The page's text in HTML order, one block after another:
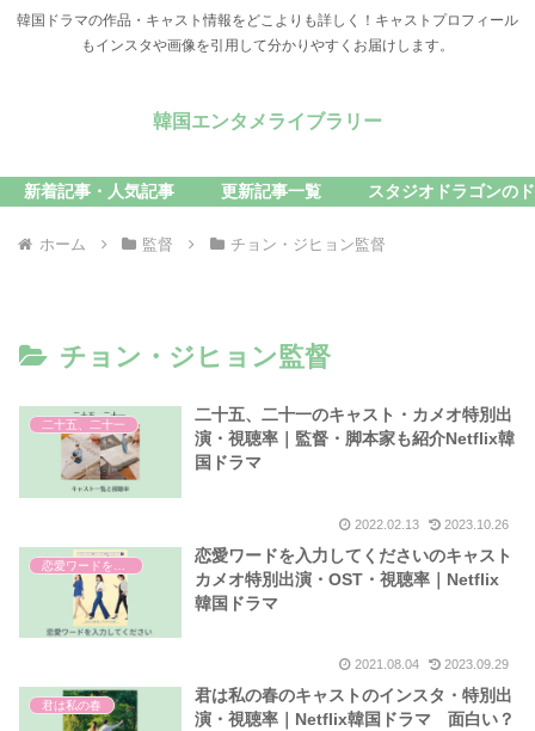
韓国ドラマの作品・キャスト情報をどこよりも詳しく！キャストプロフィール
もインスタや画像を引用して分かりやすくお届けします。
韓国エンタメライブラリー
新着記事・人気記事 更新記事一覧 スタジオドラゴンの
ホーム 監督 チョン・ジヒョン監督
チョン・ジヒョン監督
二十五、二十一
二十五、二十一のキャスト・カメオ特別出
演・視聴率｜監督・脚本家も紹介Netflix韓
国ドラマ
2022.02.13 2023.10.26
恋愛ワードを入力してくださいのキャスト
カメオ特別出演・OST・視聴率｜Netflix
韓国ドラマ
2021.08.04 2023.09.29
君は私の春
君は私の春のキャストのインスタ・特別出
演・視聴率｜Netflix韓国ドラマ 面白い？